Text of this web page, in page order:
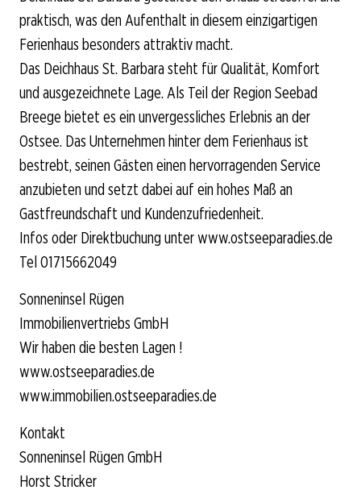
praktisch, was den Aufenthalt in diesem einzigartigen
Ferienhaus besonders attraktiv macht.
Das Deichhaus St. Barbara steht für Qualität, Komfort
und ausgezeichnete Lage. Als Teil der Region Seebad
Breege bietet es ein unvergessliches Erlebnis an der
Ostsee. Das Unternehmen hinter dem Ferienhaus ist
bestrebt, seinen Gästen einen hervorragenden Service
anzubieten und setzt dabei auf ein hohes Maß an
Gastfreundschaft und Kundenzufriedenheit.
Infos oder Direktbuchung unter www.ostseeparadies.de
Tel 01715662049
Sonneninsel Rügen
Immobilienvertriebs GmbH
Wir haben die besten Lagen !
www.ostseeparadies.de
www.immobilien.ostseeparadies.de
Kontakt
Sonneninsel Rügen GmbH
Horst Stricker